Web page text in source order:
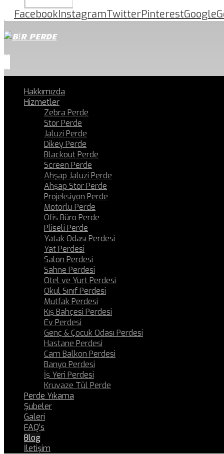
FacebookInstagramTwitterPinterestGoogle
Hakkımızda
Hizmetler
Zebra Perde
Stor Perde
Jaluzi Perde
Dikey Perde
Blackout Perde
Screen Perde
Ahşap Jaluzi Perde
Ahşap Stor Perde
Projeksiyon Perde
Motorlu Perde
Ofis Büro Perde
Pliseli Perde
Yatak Odası Perdesi
Yat Perdesi
Salon Perdesi
Sahne Perdesi
Otel ve Yurt Perdesi
Okul Sınıf Perdesi
Mutfak Perdesi
Kış Bahçesi Perdesi
Ev Perdesi
Genç & Çocuk Odası Perdesi
Hastane Perdesi
Cam Balkon Perdesi
Banyo Perdesi
İş Yeri Perdesi
Kruvaze Tül Perde
Perde Yıkama
Şubeler
Galeri
FAQ’s
Blog
İletişim